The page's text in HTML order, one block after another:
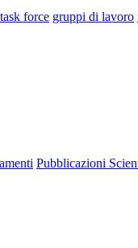
task force gruppi di lavoro
Pubblicazioni